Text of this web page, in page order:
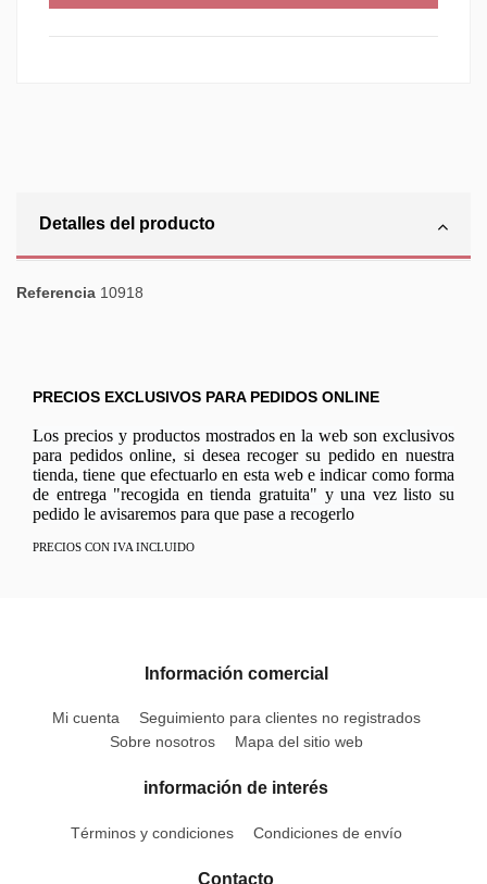
Detalles del producto
Referencia 10918
PRECIOS EXCLUSIVOS PARA PEDIDOS ONLINE
Los precios y productos mostrados en la web son exclusivos
para pedidos online, si desea recoger su pedido en nuestra
tienda, tiene que efectuarlo en esta web e indicar como forma
de entrega "recogida en tienda gratuita" y una vez listo su
pedido le avisaremos para que pase a recogerlo
PRECIOS CON IVA INCLUIDO
Información comercial
Mi cuenta
Seguimiento para clientes no registrados
Sobre nosotros
Mapa del sitio web
información de interés
Términos y condiciones Condiciones de envío
Contacto